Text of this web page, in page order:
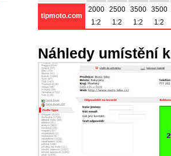
tipmoto.com
2000 2500 3500 3500
1:2
1:2 1:2 1:2
Náhledy umístění